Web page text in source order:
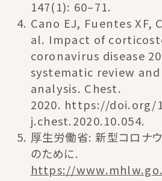
147(1): 60–71.
Cano EJ, Fuentes XF,
al. Impact of
coronavirus disease
systematic review
analysis. Chest.
2020. https://doi.org/
j.chest.2020.10.054.
厚生労働省: 新型コロナ
のために.
https://